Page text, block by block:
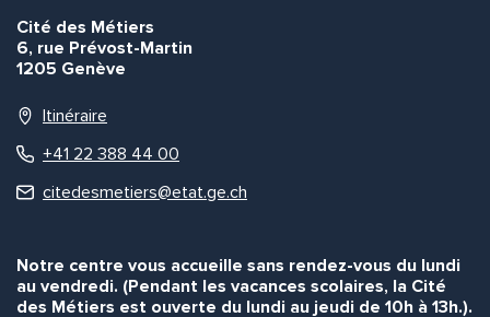
Cité des Métiers
6, rue Prévost-Martin
1205 Genève
Itinéraire
+41 22 388 44 00
citedesmetiers@etat.ge.ch
Notre centre vous accueille sans rendez-vous du lundi
au vendredi. (Pendant les vacances scolaires, la Cité
des Métiers est ouverte du lundi au jeudi de 10h à 13h.).